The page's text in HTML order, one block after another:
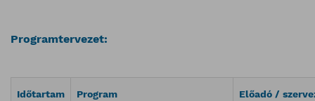
Programtervezet:
Időtartam Program Előadó /